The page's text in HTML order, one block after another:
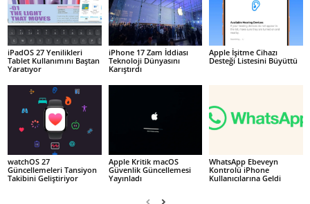
iPadOS 27 Yenilikleri
Tablet Kullanımını Baştan
Yaratıyor
iPhone 17 Zam İddiası
Teknoloji Dünyasını
Karıştırdı
Apple İşitme Cihazı
Desteği Listesini Büyüttü
watchOS 27
Güncellemeleri Tansiyon
Takibini Geliştiriyor
Apple Kritik macOS
Güvenlik Güncellemesi
Yayınladı
WhatsApp Ebeveyn
Kontrolü iPhone
Kullanıcılarına Geldi